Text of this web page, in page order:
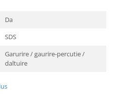
Da
SDS
Garurire / gaurire-percutie /
daltuire